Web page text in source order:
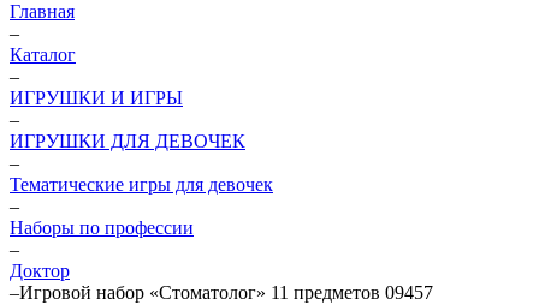
Главная
–
Каталог
–
ИГРУШКИ И ИГРЫ
–
ИГРУШКИ ДЛЯ ДЕВОЧЕК
–
Тематические игры для девочек
–
Наборы по профессии
–
Доктор
–Игровой набор «Стоматолог» 11 предметов 09457